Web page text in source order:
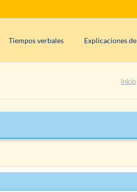
Tiempos verbales
Perfekt (uso)
Plusquamperfekt (formación)
Explicaciones
Inicio